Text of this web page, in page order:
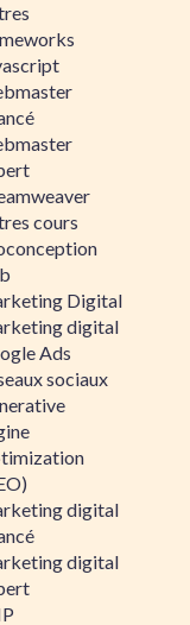
cours
Digital
digital
Ads
sociaux
digital
digital